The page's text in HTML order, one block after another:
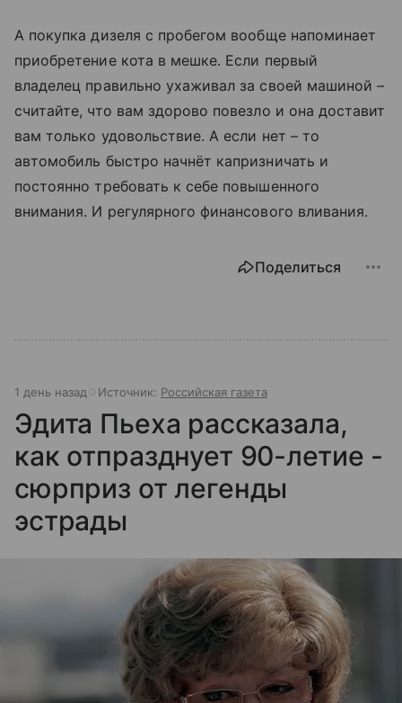
А покупка дизеля с пробегом вообще напоминает
приобретение кота в мешке. Если первый
владелец правильно ухаживал за своей машиной –
считайте, что вам здорово повезло и она доставит
вам только удовольствие. А если нет – то
автомобиль быстро начнёт капризничать и
постоянно требовать к себе повышенного
внимания. И регулярного финансового вливания.
Поделиться
1 день назад Источник: Российская газета
Эдита Пьеха рассказала,
как отпразднует 90-летие -
сюрприз от легенды
эстрады